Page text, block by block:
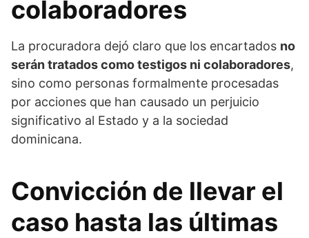
colaboradores
La procuradora dejó claro que los encartados no
serán tratados como testigos ni colaboradores,
sino como personas formalmente procesadas
por acciones que han causado un perjuicio
significativo al Estado y a la sociedad
dominicana.
Convicción de llevar el
caso hasta las últimas